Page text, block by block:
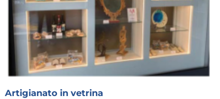
Artigianato in vetrina